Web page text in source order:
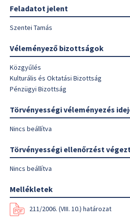
Feladatot jelent
Szentei Tamás
Véleményező bizottságok
Közgyűlés
Kulturális és Oktatási Bizottság
Pénzügyi Bizottság
Törvényességi véleményezés
Nincs beállítva
Törvényességi ellenőrzést
Nincs beállítva
Mellékletek
211/2006. (VIII. 10.) határozat